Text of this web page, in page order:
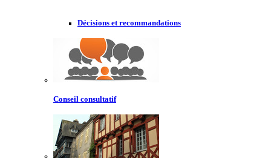
Décisions et recommandations
Conseil consultatif